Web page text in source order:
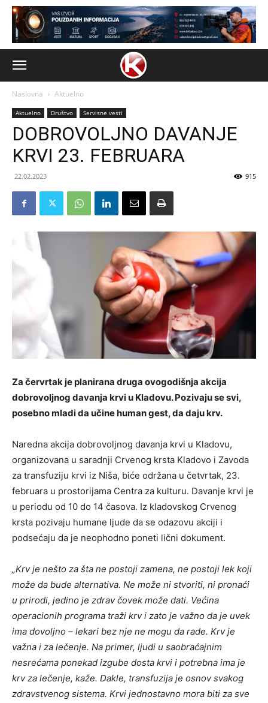
Naslovna Aktuelno
Aktuelno Društvo Servisne vesti
DOBROVOLJNO DAVANJE
KRVI 23. FEBRUARA
22.02.2023 915
Za červrtak je planirana druga ovogodišnja akcija
dobrovoljnog davanja krvi u Kladovu. Pozivaju se svi,
posebno mladi da učine human gest, da daju krv.
Naredna akcija dobrovoljnog davanja krvi u Kladovu,
organizovana u saradnji Crvenog krsta Kladovo i Zavoda
za transfuziju krvi iz Niša, biće održana u četvrtak, 23.
februara u prostorijama Centra za kulturu. Davanje krvi je
u periodu od 10 do 14 časova. Iz kladovskog Crvenog
krsta pozivaju humane ljude da se odazovu akciji i
podsećaju da je neophodno poneti lični dokument.
„Krv je nešto za šta ne postoji zamena, ne postoji lek koji
može da bude alternativa. Ne može ni stvoriti, ni pronaći
u prirodi, jedino je zdrav čovek može dati. Većina
operacionih programa traži krv i zato je važno da je uvek
ima dovoljno – lekari bez nje ne mogu da rade. Krv je
važna i za lečenje. Na primer, ljudi u saobraćajnim
nesrećama ponekad izgube dosta krvi i potrebna ima je
krv za lečenje, kaže. Dakle, transfuzija je osnov svakog
zdravstvenog sistema. Krvi jednostavno mora biti za sve